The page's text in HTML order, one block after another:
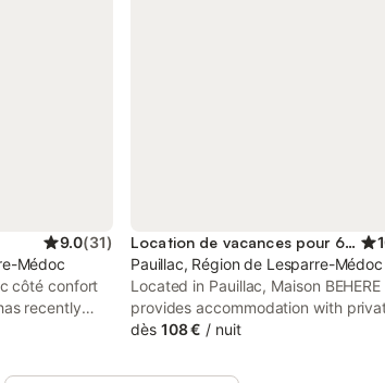
9.0(31)
Médoc
côté confort
recently
km from
at the
Location de vacances pour 6 personnes
Pauillac, Région de Lesparre-Médoc
Located in Pauillac, Maison BEHERE
provides accommodation with
pool, free WiFi and free private
garden and inner courtyard views.
dès 108 € / nuit